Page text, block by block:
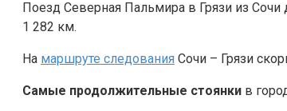
Поезд Северная Пальмира в Грязи из
1 282 км.
На маршруте следования Сочи – Грязи
Самые продолжительные стоянки в